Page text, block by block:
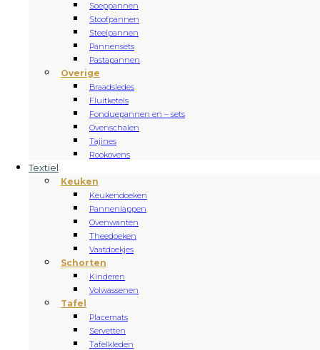
Soeppannen
Stoofpannen
Steelpannen
Pannensets
Pastapannen
Overige
Braadsledes
Fluitketels
Fonduepannen en – sets
Ovenschalen
Tajines
Rookovens
Textiel
Keuken
Keukendoeken
Pannenlappen
Ovenwanten
Theedoeken
Vaatdoekjes
Schorten
Kinderen
Volwassenen
Tafel
Placemats
Servetten
Tafelkleden